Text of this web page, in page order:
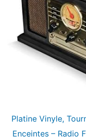
Platine Vinyle,
Enceintes – Radio